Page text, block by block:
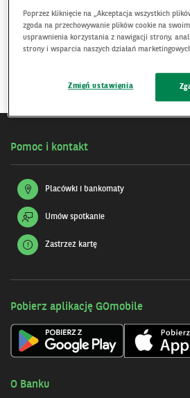
Pomoc i kontakt
Placówki i bankomaty
Umów spotkanie
Zastrzeż kartę
Pobierz aplikację GOmobile
O Banku
Poprzez kliknięcie na „Akceptacja wszystkich
zgoda na przechowywanie plików cookie na
usprawnienia korzystania z nawigacji strony,
strony i wsparcia naszych działań
Zmień ustawienia